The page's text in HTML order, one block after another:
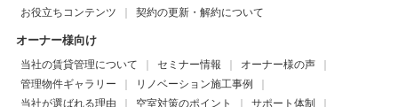
お役立ちコンテンツ
契約の更新・解約について
オーナー様向け
当社の賃貸管理について セミナー情報
オーナー様の声
管理物件ギャラリー
リノベーション施工事例
当社が選ばれる理由
空室対策のポイント
サポート体制